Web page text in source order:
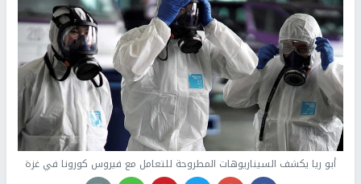
أبو ريا يكشف السيناريوهات المطروحة للتعامل مع فيروس كورونا في غزة